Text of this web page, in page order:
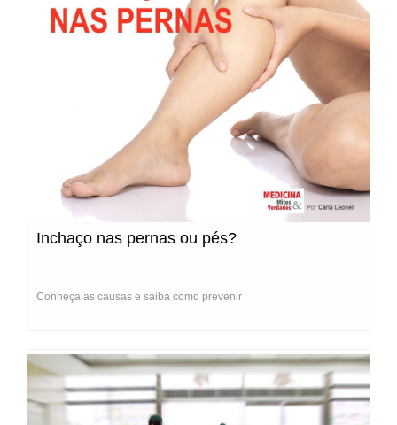
Inchaço nas pernas ou pés?
Conheça as causas e saiba como prevenir